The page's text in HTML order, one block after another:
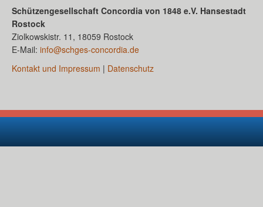
Schützengesellschaft Concordia von 1848 e.V. Hansestadt
Rostock
Ziolkowskistr. 11, 18059 Rostock
E-Mail: info@schges-concordia.de
Kontakt und Impressum | Datenschutz